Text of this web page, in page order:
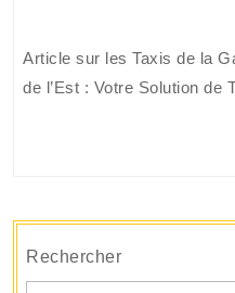
la
Gare
de
Article sur les Taxis de la
de l’Est : Votre Solution de
Rechercher